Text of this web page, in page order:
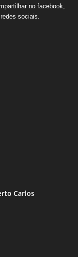
no facebook,
sociais.
Carlos